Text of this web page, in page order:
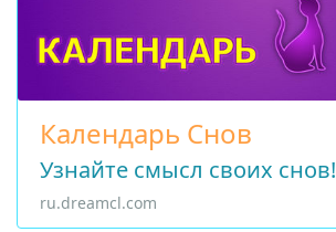
Календарь Снов
Узнайте смысл своих снов!
ru.dreamcl.com